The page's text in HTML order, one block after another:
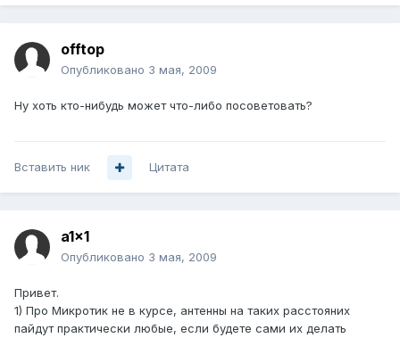
offtop
Опубликовано 3 мая, 2009
Ну хоть кто-нибудь может что-либо посоветовать?
Вставить ник Цитата
a1x1
Опубликовано 3 мая, 2009
Привет.
1) Про Микротик не в курсе, антенны на таких расстояних
пайдут практически любые, если будете сами их делать